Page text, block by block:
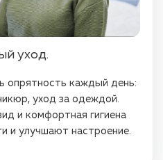
уход.
опрятность каждый день:
уход за одеждой.
и комфортная гигиена
и улучшают настроение.